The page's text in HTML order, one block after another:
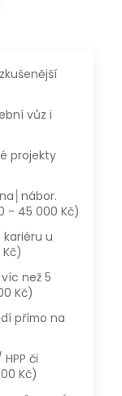
projekty
- 45 000 Kč)
Kč)
Kč)